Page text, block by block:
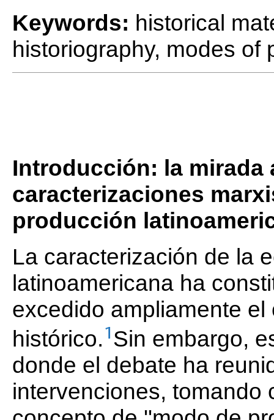
Keywords: historical
historiography, modes of
Introducción: la mirada
caracterizaciones
producción
La caracterización de la
latinoamericana ha
excedido ampliamente
histórico.1Sin embargo,
donde el debate ha
intervenciones, tomando